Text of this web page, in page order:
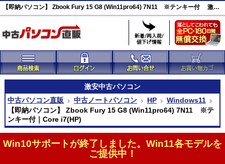
【即納パソコン】 Zbook Fury 15 G8 (Win11pro64) 7N11 ※テンキー付 激安(44581)
激安中古パソコン
中古パソコン直販
中古ノートパソコン HP
Windows11
【即納パソコン】 Zbook Fury 15 G8 (Win11pro64) 7N11 ※テ
ンキー付｜Core i7(HP)
Win10サポートが終了しました。Win11各モデルを
ご提供中！